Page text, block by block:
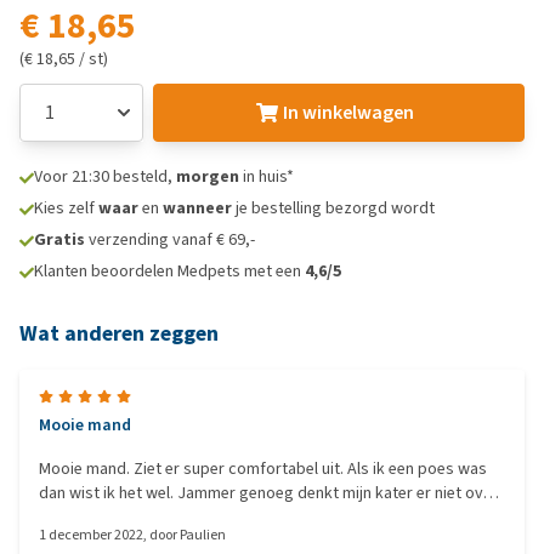
€ 18,65
(€ 18,65 / st)
In winkelwagen
Voor 21:30 besteld, morgen in huis*
Kies zelfwaaren wanneerje bestelling bezorgd wordt
Gratis verzending vanaf € 69,-
Klanten beoordelen Medpets met een 4,6/5
Wat anderen zeggen
Mooie mand
Mooie mand. Ziet er super comfortabel uit. Als ik een poes was
dan wist ik het wel. Jammer genoeg denkt mijn kater er niet over
slapen en negeert de mand volkomen :?-?D:?-?D
1 december 2022, doorPaulien